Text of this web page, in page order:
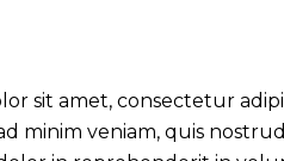
sit amet, consectetur
minim veniam, quis